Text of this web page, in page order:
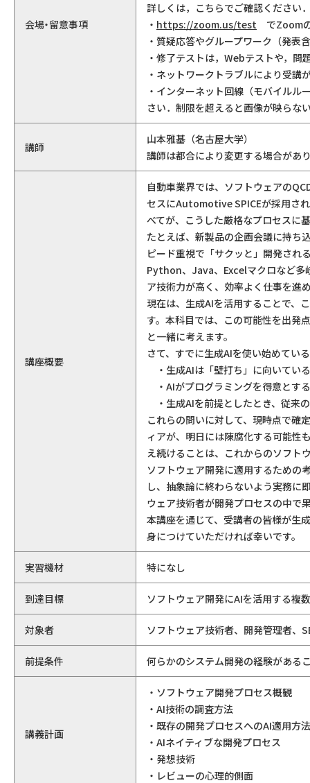
会場・留意事項
詳しくは，こちらでご確認ください
・ https://zoom.us/test でZoom
・質疑応答やグループワーク（発表
・修了テストは，Webテストや，
・ネットワークトラブルにより受講
・インターネット回線（モバイルル
さい．制限を超えると画像が映らな
講師
山本雅基（名古屋大学）
講師は都合により変更する場合があ
講座概要
自動車業界では、ソフトウェアの
セスにAutomotive SPICEが採用さ
べてが、こうした厳格なプロセスに
たとえば、新製品の企画会議に持ち
ピード重視で「サクッと」開発され
Python、Java、Excelマクロなど多
ア技術力が高く、効率よく仕事を進
現在は、生成AIを活用することで、
す。本科目では、この可能性を出発
と一緒に考えます。
さて、すでに生成AIを使い始めてい
・生成AIは「壁打ち」に向いてい
・AIがプログラミングを得意とす
・生成AIを前提としたとき、従来
これらの問いに対して、現時点で確
ィアが、明日には陳腐化する可能性
え続けることは、これからのソフト
ソフトウェア開発に適用するための
し、抽象論に終わらないよう実務に
ウェア技術者が開発プロセスの中で
本講座を通じて、受講者の皆様が生
身につけていただければ幸いです。
実習機材 特になし
到達目標 ソフトウェア開発にAIを活用する複
対象者 ソフトウェア技術者、開発管理者、
前提条件 何らかのシステム開発の経験がある
講義計画
・ソフトウェア開発プロセス概観
・AI技術の調査方法
・既存の開発プロセスへのAI適用方法
・AIネイティブな開発プロセス
・発想技術
・レビューの心理的側面